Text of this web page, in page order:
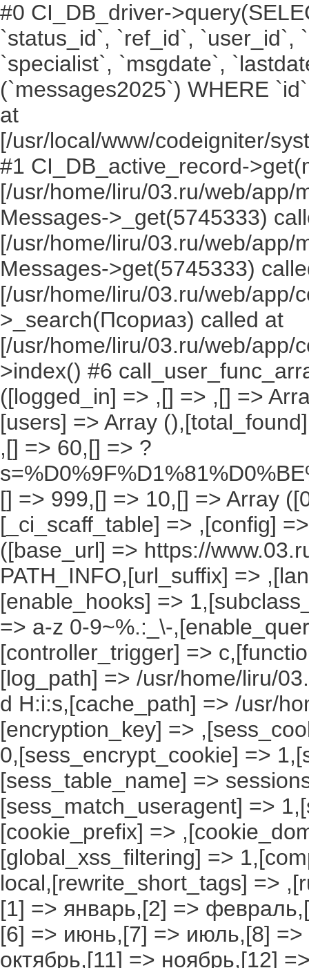
#0 CI_DB_driver-
`status_id`, `ref_id`, `user_id`,
`specialist`, `msgdate`,
(`messages2025`) WHERE
at
[/usr/local/www/codeigniter/
#1 CI_DB_active_record-
[/usr/home/liru/03.ru/web/app/
Messages->_get(5745333)
[/usr/home/liru/03.ru/web/app/
Messages->get(5745333)
[/usr/home/liru/03.ru/web/app/
>_search(Псориаз) called at
[/usr/home/liru/03.ru/web/app/
>index() #6
([logged_in] => ,[] => ,[] =>
[users] => Array
,[] => 60,[] => ?
[] => 999,[] => 10,[] => Array
[_ci_scaff_table] => ,[config]
([base_url] => https://
PATH_INFO,[url_suffix] =>
[enable_hooks] =>
=> a-z 0-9~%.:_\-
[controller_trigger] =>
[log_path] => /usr/home/liru/
d H:i:s,[cache_path] => /usr/
[encryption_key] =>
0,[sess_encrypt_cookie] =>
[sess_table_name] =>
[sess_match_useragent] =>
[cookie_prefix] =>
[global_xss_filtering] =>
local,[rewrite_short_tags] =>
[1] => январь,[2] =>
[6] => июнь,[7] => июль,[8] =>
октябрь,[11] => ноябрь,[12]